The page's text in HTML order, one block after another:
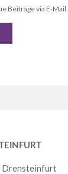
Beiträge via E-Mail.
Drensteinfurt